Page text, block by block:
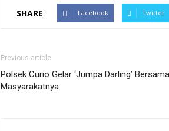
SHARE Facebook Twitter
Previous article
Polsek Curio Gelar ‘Jumpa Darling’ Bersama
Masyarakatnya